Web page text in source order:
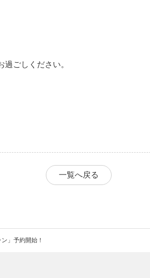
ごしください。
一覧へ戻る
」予約開始！